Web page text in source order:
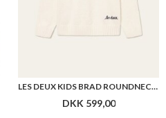
LES DEUX KIDS BRAD ROUNDNECK KNIT
DKK 599,00